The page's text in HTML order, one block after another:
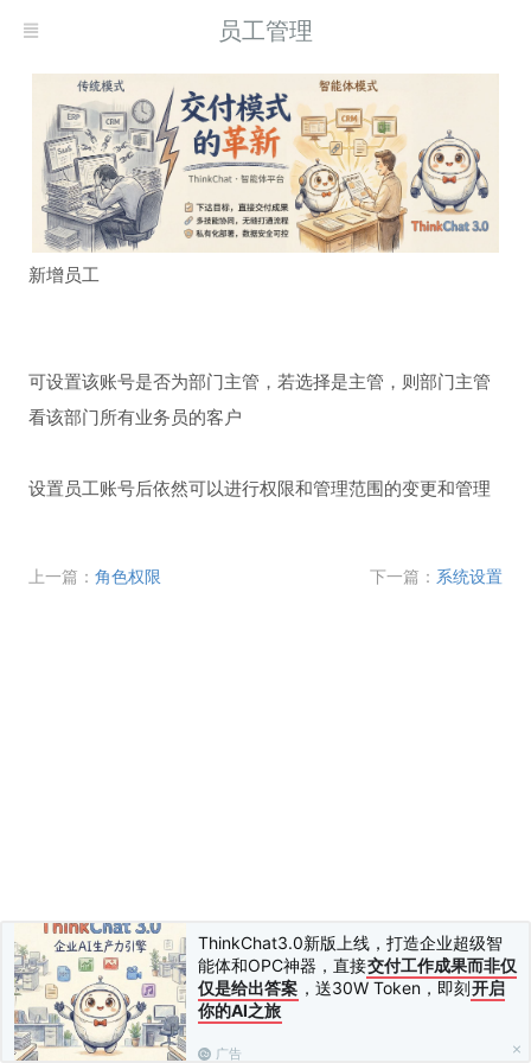
ThinkChat3.0新版上线，打造企业超级智
能体和OPC神器，直接交付工作成果而非仅
仅是给出答案 ，送30W Token，即刻开启
你的AI之旅
广告
员工管理
新增员工
可设置该账号是否为部门主管，若选择是主管，则部门主管
看该部门所有业务员的客户
设置员工账号后依然可以进行权限和管理范围的变更和管理
上一篇： 角色权限 下一篇： 系统设置